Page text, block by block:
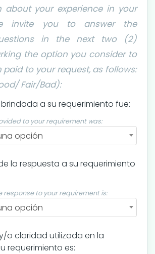
about your experience in your
invite you to answer the
in the next two (2)
the option you consider to
to your request, as follows:
Fair/Bad):
brindada a su requerimiento fue:
to your requirement was:
opción
la respuesta a su requerimiento
response to your requirement is:
opción
o claridad utilizada en la
requerimiento es: